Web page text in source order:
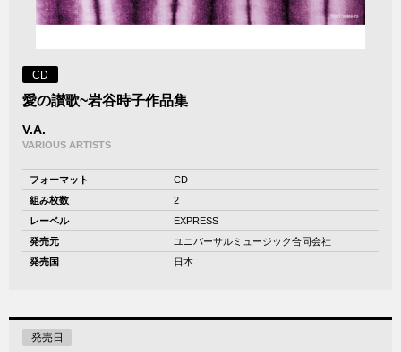
CD
愛の讃歌~岩谷時子作品集
V.A.
VARIOUS ARTISTS
フォーマット
CD
組み枚数
2
レーベル
EXPRESS
発売元
ユニバーサルミュージック合同会社
発売国
日本
発売日